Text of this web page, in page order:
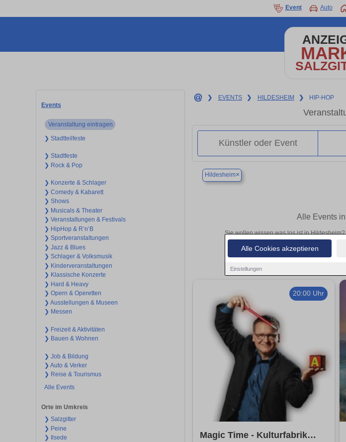
Alle Cookies akzeptieren
Einstellungen
Event Auto
Events
Veranstaltung eintragen
❯ Stadtteilfeste
❯ Stadtfeste
❯ Rock & Pop
❯ Konzerte & Schlager
❯ Comedy & Kabarett
❯ Shows
❯ Musicals & Theater
❯ Veranstaltungen & Festivals
❯ HipHop & R’n‘B
❯ Sportveranstaltungen
❯ Jazz & Blues
❯ Schlager & Volksmusik
❯ Kinderveranstaltungen
❯ Klassische Konzerte
❯ Hard & Heavy
❯ Opern & Operetten
❯ Ausstellungen & Museen
❯ Messen
❯ Freizeit & Aktivitäten
❯ Bauen & Wohnen
❯ Job & Bildung
❯ Auto & Verker
❯ Reise & Tourismus
Alle Events
Orte im Umkreis
❯ Salzgitter
❯ Peine
❯ Ilsede
❯ EVENTS ❯ HILDESHEIM ❯ HIP-HOP
Hildesheim×
Alle Events
Sie wollen wissen was los ist in
Theateraufführungen oder
20:00 Uhr
Magic Time - Kulturfabrik